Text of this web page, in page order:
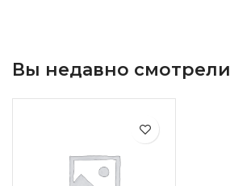
Вы недавно смотрели